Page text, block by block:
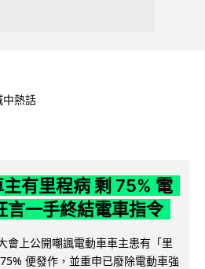
中熱話
有里程病 剩 75% 電
言一手終結電車指令
會上公開嘲諷電動車車主患有「里
便發作，並重申已廢除電動車強